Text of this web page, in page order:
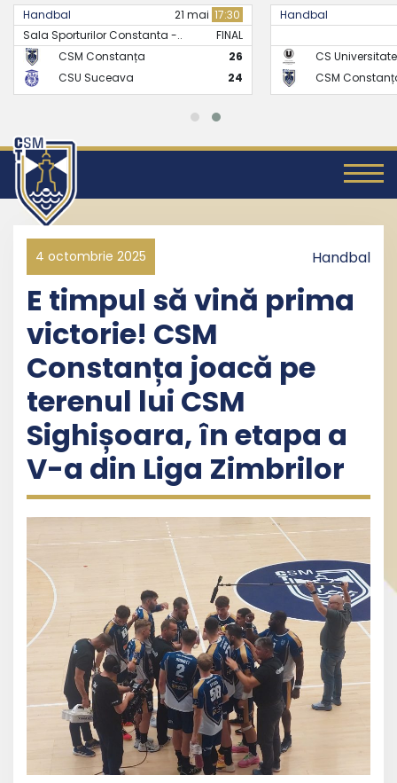
Handbal 21 mai 17:30
Sala Sporturilor Constanta -..
FINAL
CSM Constanța
26
CSU Suceava
24
Handbal
CS
CSM
4 octombrie 2025 Handbal
E timpul să vină prima
victorie! CSM
Constanța joacă pe
terenul lui CSM
Sighișoara, în etapa a
V-a din Liga Zimbrilor